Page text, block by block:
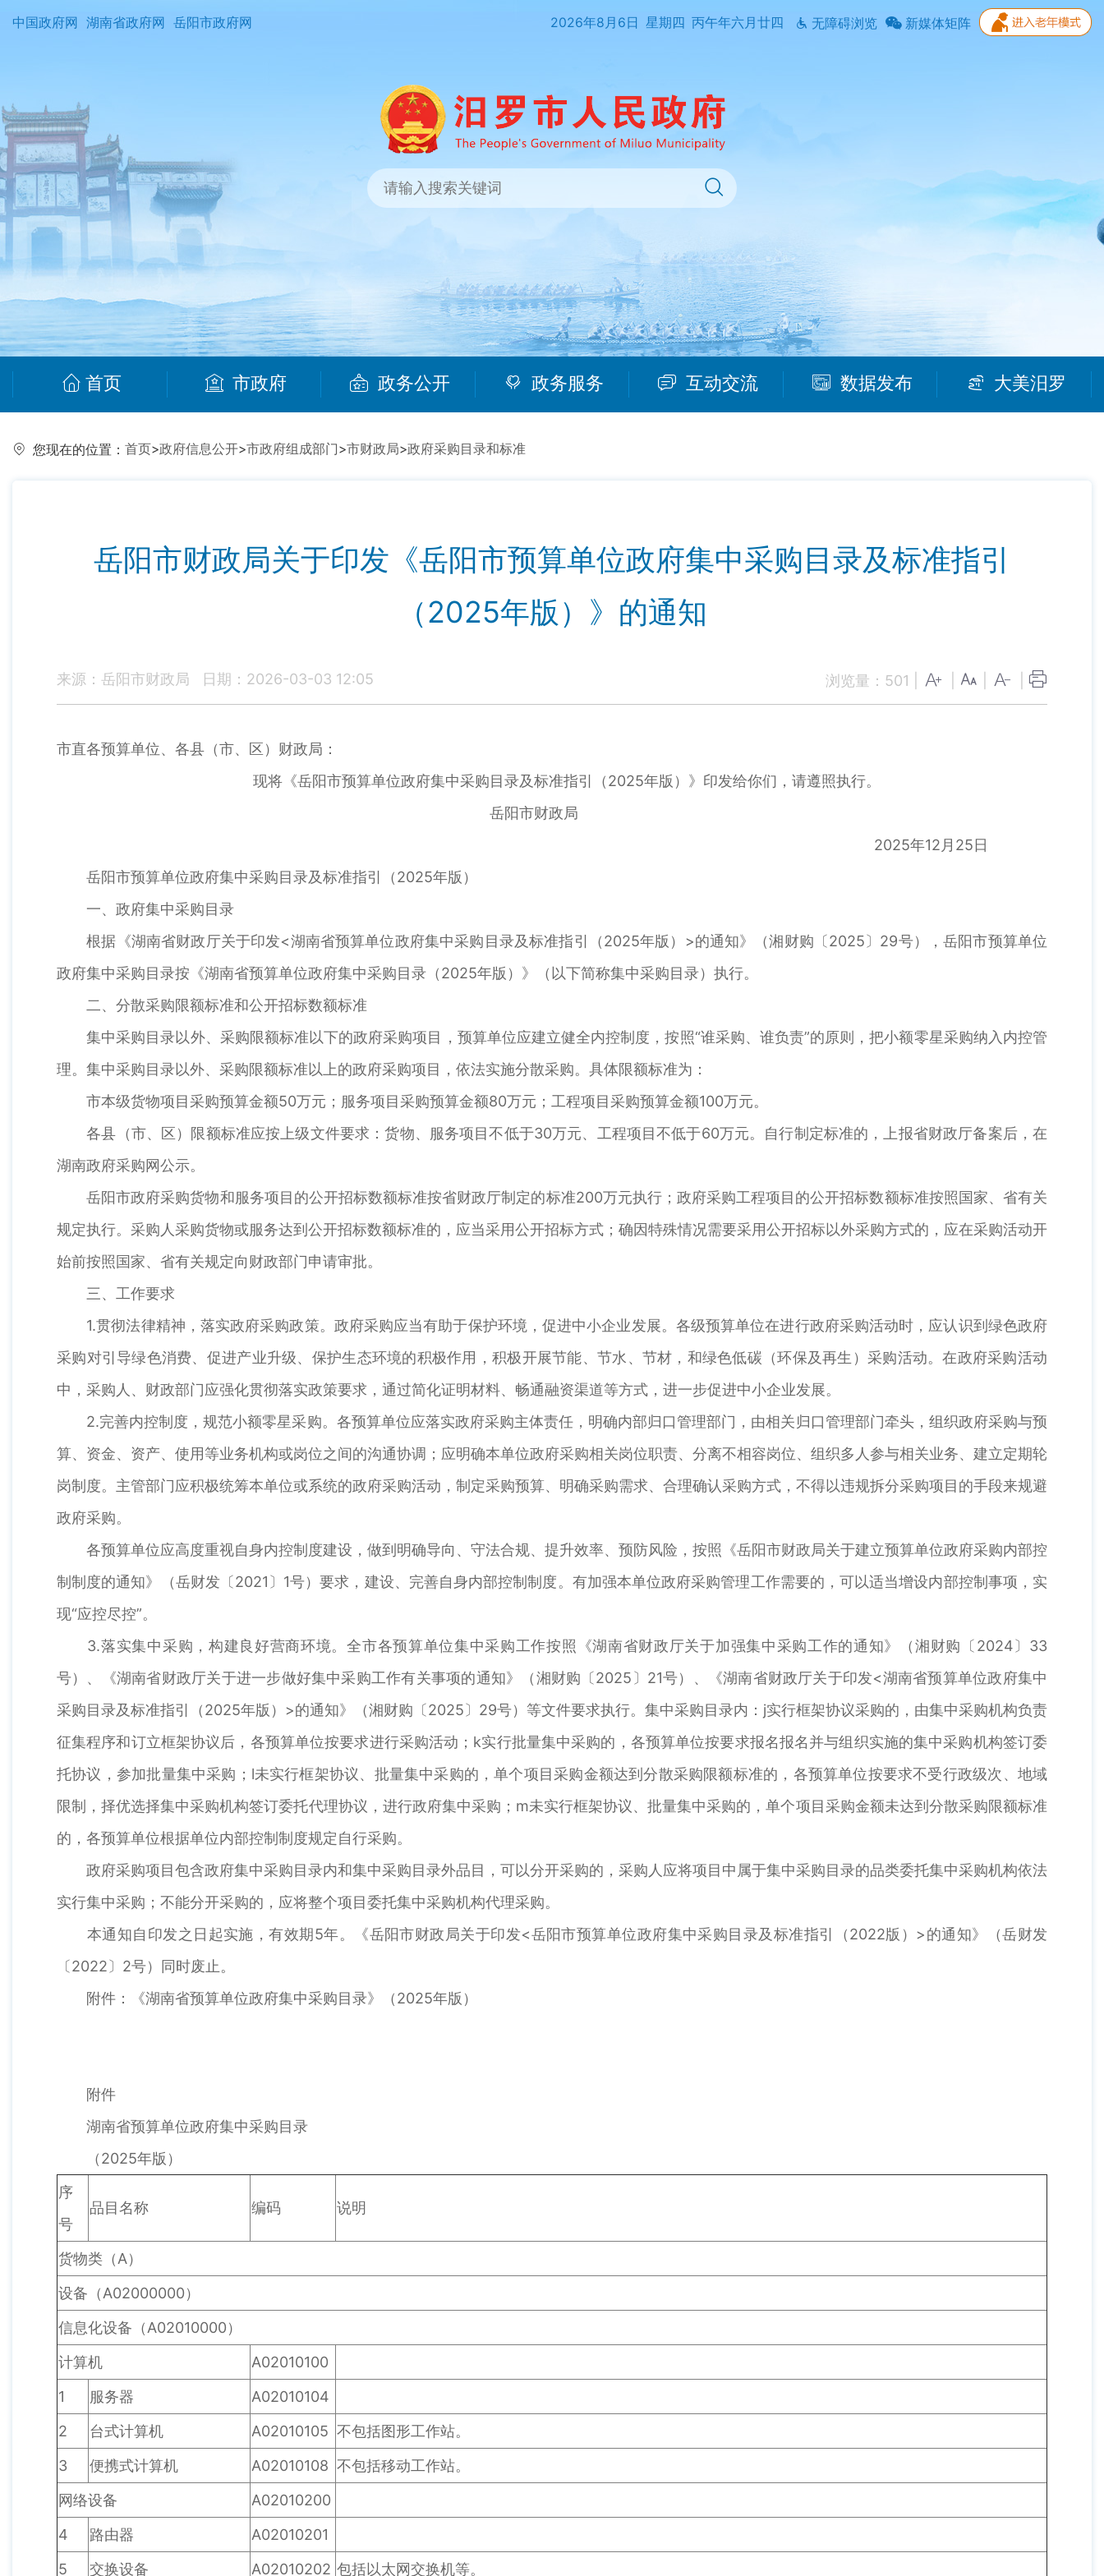
中国政府网 湖南省政府网 岳阳市政府网 2026年8月6日 星期四 丙午年六月廿四 无障碍浏览 新媒体矩阵
首页 市政府 政务公开 政务服务 互动交流 数据发布 大美汨罗
您现在的位置： 首页>政府信息公开>市政府组成部门>市财政局>政府采购目录和标准
岳阳市财政局关于印发《岳阳市预算单位政府集中采购目录及标准指引
（2025年版）》的通知
来源：岳阳市财政局 日期：2026-03-03 12:05 浏览量： 501
市直各预算单位、各县（市、区）财政局：
现将《岳阳市预算单位政府集中采购目录及标准指引（2025年版）》印发给你们，请遵照执行。
岳阳市财政局
2025年12月25日
岳阳市预算单位政府集中采购目录及标准指引（2025年版）
一、政府集中采购目录
根据《湖南省财政厅关于印发<湖南省预算单位政府集中采购目录及标准指引（2025年版）>的通知》（湘财购〔2025〕29号），岳阳市预算单位
政府集中采购目录按《湖南省预算单位政府集中采购目录（2025年版）》（以下简称集中采购目录）执行。
二、分散采购限额标准和公开招标数额标准
集中采购目录以外、采购限额标准以下的政府采购项目，预算单位应建立健全内控制度，按照“谁采购、谁负责”的原则，把小额零星采购纳入内控管
理。集中采购目录以外、采购限额标准以上的政府采购项目，依法实施分散采购。具体限额标准为：
市本级货物项目采购预算金额50万元；服务项目采购预算金额80万元；工程项目采购预算金额100万元。
各县（市、区）限额标准应按上级文件要求：货物、服务项目不低于30万元、工程项目不低于60万元。自行制定标准的，上报省财政厅备案后，在
湖南政府采购网公示。
岳阳市政府采购货物和服务项目的公开招标数额标准按省财政厅制定的标准200万元执行；政府采购工程项目的公开招标数额标准按照国家、省有关
规定执行。采购人采购货物或服务达到公开招标数额标准的，应当采用公开招标方式；确因特殊情况需要采用公开招标以外采购方式的，应在采购活动开
始前按照国家、省有关规定向财政部门申请审批。
三、工作要求
1.贯彻法律精神，落实政府采购政策。政府采购应当有助于保护环境，促进中小企业发展。各级预算单位在进行政府采购活动时，应认识到绿色政府
采购对引导绿色消费、促进产业升级、保护生态环境的积极作用，积极开展节能、节水、节材，和绿色低碳（环保及再生）采购活动。在政府采购活动
中，采购人、财政部门应强化贯彻落实政策要求，通过简化证明材料、畅通融资渠道等方式，进一步促进中小企业发展。
2.完善内控制度，规范小额零星采购。各预算单位应落实政府采购主体责任，明确内部归口管理部门，由相关归口管理部门牵头，组织政府采购与预
算、资金、资产、使用等业务机构或岗位之间的沟通协调；应明确本单位政府采购相关岗位职责、分离不相容岗位、组织多人参与相关业务、建立定期轮
岗制度。主管部门应积极统筹本单位或系统的政府采购活动，制定采购预算、明确采购需求、合理确认采购方式，不得以违规拆分采购项目的手段来规避
政府采购。
各预算单位应高度重视自身内控制度建设，做到明确导向、守法合规、提升效率、预防风险，按照《岳阳市财政局关于建立预算单位政府采购内部控
制制度的通知》（岳财发〔2021〕1号）要求，建设、完善自身内部控制制度。有加强本单位政府采购管理工作需要的，可以适当增设内部控制事项，实
现“应控尽控”。
3.落实集中采购，构建良好营商环境。全市各预算单位集中采购工作按照《湖南省财政厅关于加强集中采购工作的通知》（湘财购〔2024〕33
号）、《湖南省财政厅关于进一步做好集中采购工作有关事项的通知》（湘财购〔2025〕21号）、《湖南省财政厅关于印发<湖南省预算单位政府集中
采购目录及标准指引（2025年版）>的通知》（湘财购〔2025〕29号）等文件要求执行。集中采购目录内：j实行框架协议采购的，由集中采购机构负责
征集程序和订立框架协议后，各预算单位按要求进行采购活动；k实行批量集中采购的，各预算单位按要求报名报名并与组织实施的集中采购机构签订委
托协议，参加批量集中采购；l未实行框架协议、批量集中采购的，单个项目采购金额达到分散采购限额标准的，各预算单位按要求不受行政级次、地域
限制，择优选择集中采购机构签订委托代理协议，进行政府集中采购；m未实行框架协议、批量集中采购的，单个项目采购金额未达到分散采购限额标准
的，各预算单位根据单位内部控制制度规定自行采购。
政府采购项目包含政府集中采购目录内和集中采购目录外品目，可以分开采购的，采购人应将项目中属于集中采购目录的品类委托集中采购机构依法
实行集中采购；不能分开采购的，应将整个项目委托集中采购机构代理采购。
本通知自印发之日起实施，有效期5年。《岳阳市财政局关于印发<岳阳市预算单位政府集中采购目录及标准指引（2022版）>的通知》（岳财发
〔2022〕2号）同时废止。
附件：《湖南省预算单位政府集中采购目录》（2025年版）
附件
湖南省预算单位政府集中采购目录
（2025年版）
序
号
品目名称 编码 说明
货物类（A）
设备（A02000000）
信息化设备（A02010000）
计算机
A02010100
1
服务器
A02010104
2
台式计算机 A02010105 不包括图形工作站。
3
便携式计算机 A02010108 不包括移动工作站。
网络设备
A02010200
4
路由器
A02010201
5
交换设备 A02010202 包括以太网交换机等。